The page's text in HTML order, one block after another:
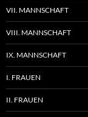
VII. MANNSCHAFT
VIII. MANNSCHAFT
IX. MANNSCHAFT
I. FRAUEN
II. FRAUEN